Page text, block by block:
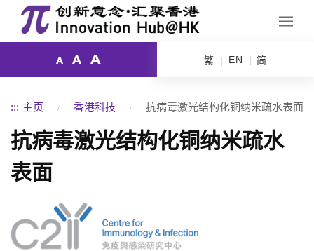
A A A 繁 EN 简
::: 主页 香港科技 抗病毒激光结构化铜纳米疏水表面
抗病毒激光结构化铜纳米疏水
表面